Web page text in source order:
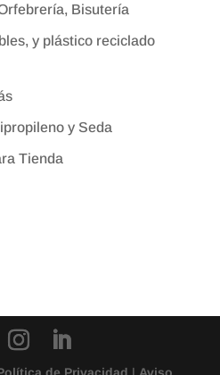
Bisutería
y plástico reciclado
y Seda
Tienda
de Privacidad | Aviso